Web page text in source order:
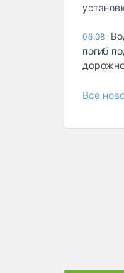
06.08
погиб
Все